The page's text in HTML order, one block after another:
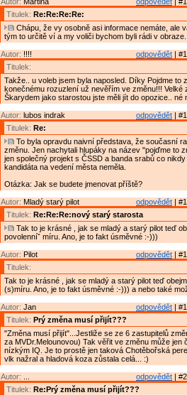
Titulek: Re:Re:Re:Re:
Chápu, že vy osobně asi informace nemáte, ale
tým to určitě ví a my voliči bychom byli rádi v obraze.
odpovědět |
Autor: !!!!
Titulek:
Takže.. u voleb jsem byla naposled. Díky Pojdme to
konečnému rozuzlení už nevěřím ve změnu!!! Velké
Škarydem jako starostou jste měli jít do opozice.. né
odpovědět |
Autor: lubos indrak
Titulek: Re:
To byla opravdu naivní představa, že současní
změnu. Jen nachytali hlupáky na název "pojďme to
jen společný projekt s ČSSD a banda srabů co
kandidáta na vedení města neměla.
Otázka: Jak se budete jmenovat příště?
odpovědět |
Autor: Mladý starý pilot
Titulek: Re:Re:Re:nový starý starosta
Tak to je krásné , jak se mladý a starý pilot teď
povolenníˇ míru. Ano, je to fakt úsměvné :-)))
odpovědět |
Autor: Pilot
Titulek:
Tak to je krásné , jak se mladý a starý pilot teď
(s)míru. Ano, je to fakt úsměvné :-))) a nebo také
odpovědět |
Autor: Jan
Titulek: Prý změna musí přijít???
"Změna musí přijít"...Jestliže se ze 6 zastupitelů
za MVDr.Melounovou) Tak věřit ve změnu může jen
nízkým IQ. Je to prostě jen taková Chotěbořská
vlk nažral a hladová koza zůstala celá... :)
odpovědět |
Autor:
Titulek: Re:Prý změna musí přijít???